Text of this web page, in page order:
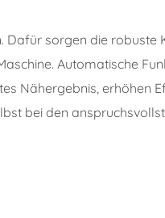
Dafür sorgen die robuste
Automatische
Nähergebnis, erhöhen
bei den